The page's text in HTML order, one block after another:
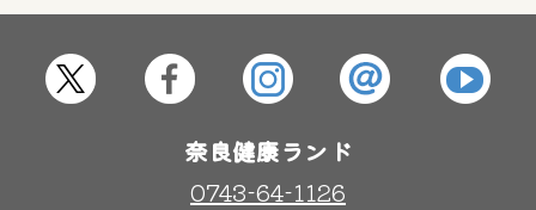
奈良わんぱくランド奈良健康ランド
0743-64-1126